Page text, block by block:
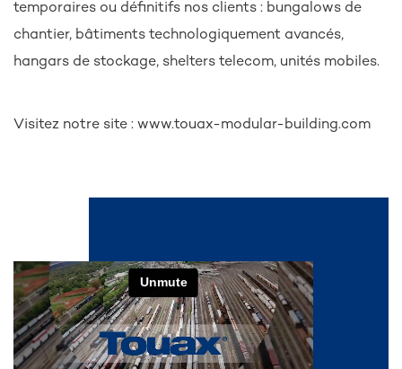
temporaires ou définitifs nos clients : bungalows de
chantier, bâtiments technologiquement avancés,
hangars de stockage, shelters telecom, unités mobiles.
Visitez notre site : www.touax-modular-building.com